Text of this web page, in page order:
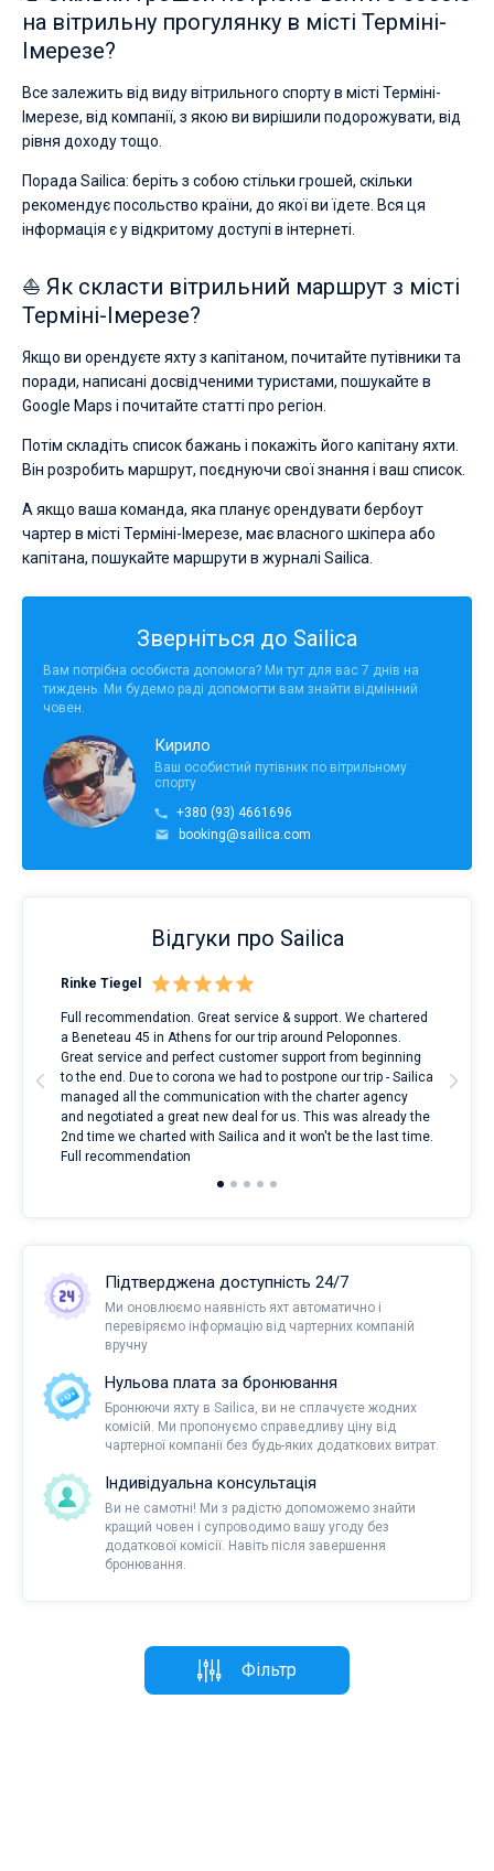
на вітрильну прогулянку в місті Терміні-
Імерезе?
Все залежить від виду вітрильного спорту в місті Терміні-
Імерезе, від компанії, з якою ви вирішили подорожувати, від
рівня доходу тощо.
Порада Sailica: беріть з собою стільки грошей, скільки
рекомендує посольство країни, до якої ви їдете. Вся ця
інформація є у відкритому доступі в інтернеті.
⛵ Як скласти вітрильний маршрут з місті
Терміні-Імерезе?
Якщо ви орендуєте яхту з капітаном, почитайте путівники та
поради, написані досвідченими туристами, пошукайте в
Google Maps і почитайте статті про регіон.
Потім складіть список бажань і покажіть його капітану яхти.
Він розробить маршрут, поєднуючи свої знання і ваш список.
А якщо ваша команда, яка планує орендувати бербоут
чартер в місті Терміні-Імерезе, має власного шкіпера або
капітана, пошукайте маршрути в журналі Sailica.
Зверніться до Sailica
Вам потрібна особиста допомога? Ми тут для вас 7 днів на
тиждень. Ми будемо раді допомогти вам знайти відмінний
човен.
Кирило
Ваш особистий путівник по вітрильному
спорту
+380 (93) 4661696
booking@sailica.com
Відгуки про Sailica
Rinke Tiegel
Full recommendation. Great service & support. We chartered
a Beneteau 45 in Athens for our trip around Peloponnes.
Great service and perfect customer support from beginning
to the end. Due to corona we had to postpone our trip - Sailica
managed all the communication with the charter agency
and negotiated a great new deal for us. This was already the
2nd time we charted with Sailica and it won't be the last time.
Full recommendation
Підтверджена доступність 24/7
Ми оновлюємо наявність яхт автоматично і
перевіряємо інформацію від чартерних компаній
вручну
Нульова плата за бронювання
Бронюючи яхту в Sailica, ви не сплачуєте жодних
комісій. Ми пропонуємо справедливу ціну від
чартерної компанії без будь-яких додаткових витрат.
Індивідуальна консультація
Ви не самотні! Ми з радістю допоможемо знайти
кращий човен і супроводимо вашу угоду без
додаткової комісії. Навіть після завершення
бронювання.
Фільтр